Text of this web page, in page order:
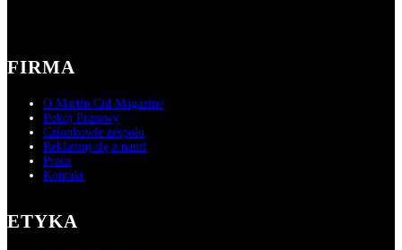
FIRMA
O Martin Cid Magazine
Pokój Prasowy
Członkowie zespołu
Reklamuj się z nami
Praca
Kontakt
ETYKA